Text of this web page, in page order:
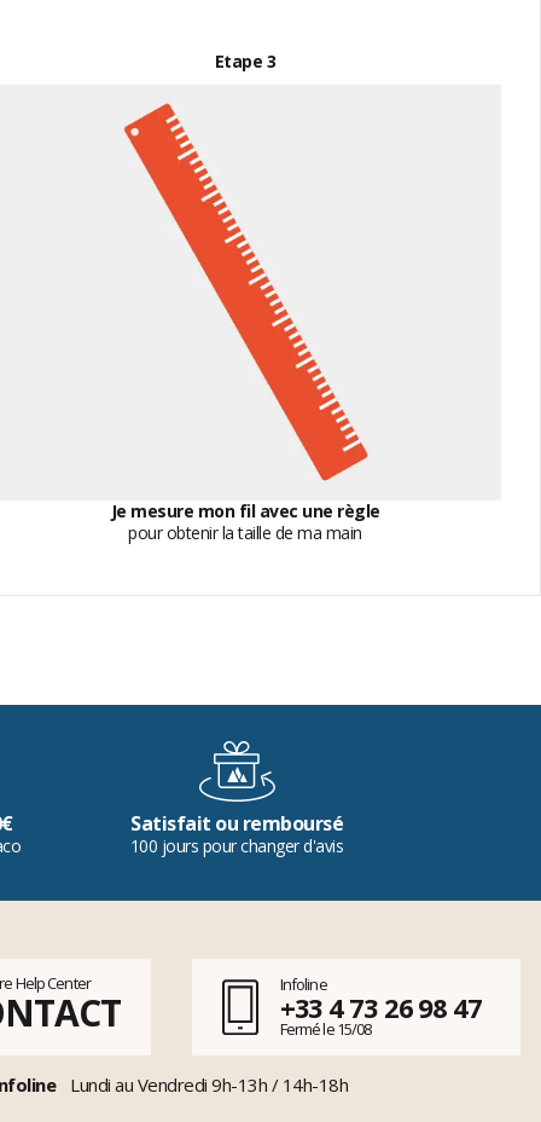
Etape 3
Je mesure mon fil avec une règle
pour obtenir la taille de ma main
Satisfait ou remboursé
100 jours pour changer d'avis
Help Center Infoline
+33 4 73 26 98 47
Fermé le 15/08
Lundi au Vendredi 9h-13h / 14h-18h